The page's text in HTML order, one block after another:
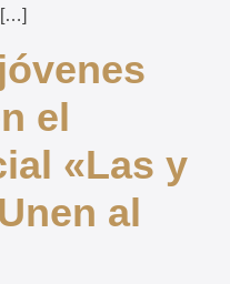
[…]
el
«Las y
al